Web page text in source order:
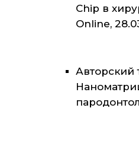
Chip в
Online,
Авторский